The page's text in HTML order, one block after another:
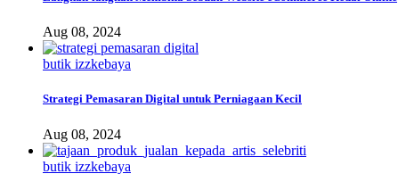
Aug 08, 2024
butik izzkebaya
Strategi Pemasaran Digital untuk Perniagaan Kecil
Aug 08, 2024
butik izzkebaya